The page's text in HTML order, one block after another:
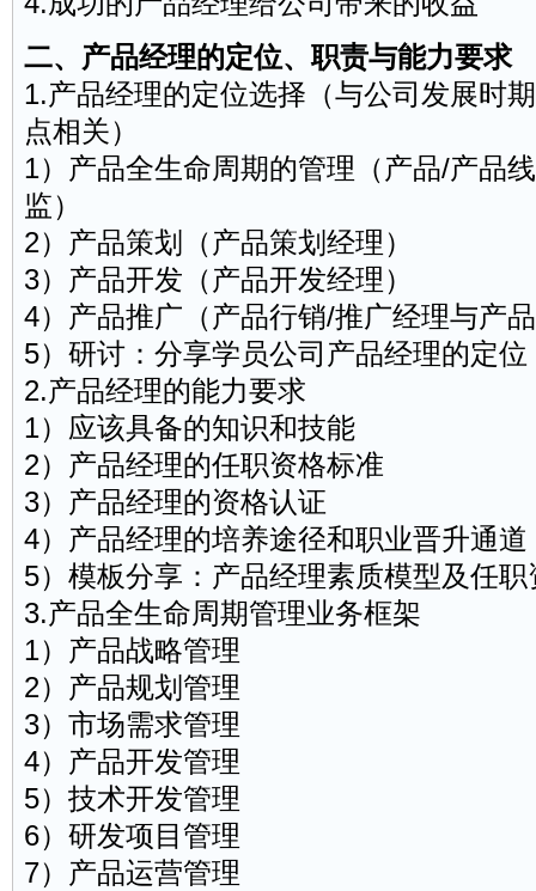
二、产品经理的定位、职责与能力要求
1.产品经理的定位选择（与公司发展时
点相关）
1）产品全生命周期的管理（产品/产品
监）
2）产品策划（产品策划经理）
3）产品开发（产品开发经理）
4）产品推广（产品行销/推广经理与产
5）研讨：分享学员公司产品经理的定位
2.产品经理的能力要求
1）应该具备的知识和技能
2）产品经理的任职资格标准
3）产品经理的资格认证
4）产品经理的培养途径和职业晋升通道
5）模板分享：产品经理素质模型及任职
3.产品全生命周期管理业务框架
1）产品战略管理
2）产品规划管理
3）市场需求管理
4）产品开发管理
5）技术开发管理
6）研发项目管理
7）产品运营管理